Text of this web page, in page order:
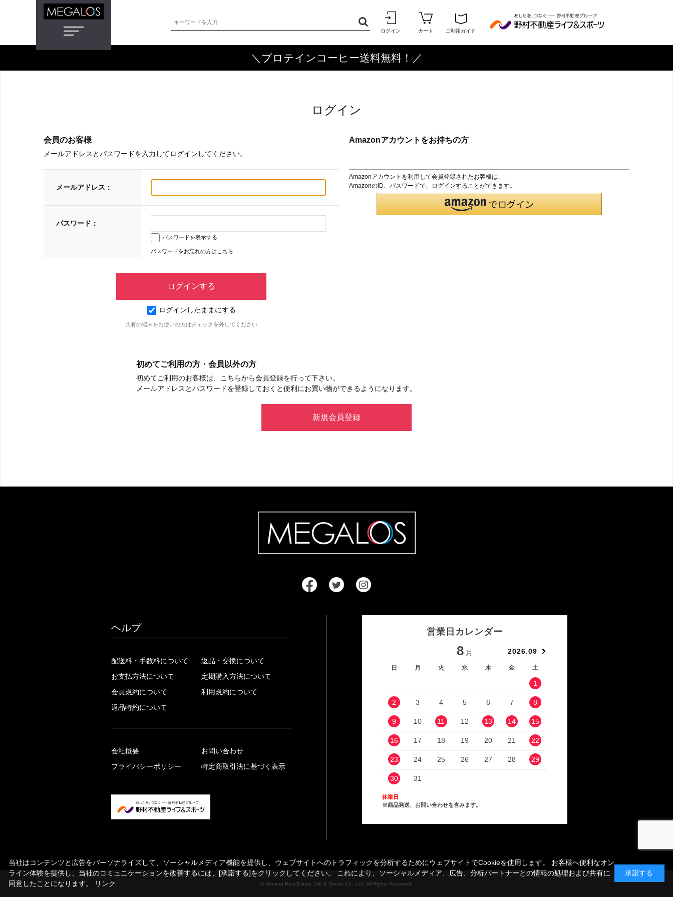
ログイン カート ご利用ガイド
＼プロテインコーヒー送料無料！／
ログイン
会員のお客様
メールアドレスとパスワードを入力してログインしてください。
メールアドレス：
パスワード：
パスワードを表示する
パスワードをお忘れの方はこちら
ログインしたままにする
共有の端末をお使いの方はチェックを外してください
Amazonアカウントをお持ちの方
Amazonアカウントを利用して会員登録されたお客様は、
AmazonのID、パスワードで、ログインすることができます。
初めてご利用の方・会員以外の方
初めてご利用のお客様は、こちらから会員登録を行って下さい。
メールアドレスとパスワードを登録しておくと便利にお買い物ができるようになります。
ヘルプ
配送料・手数料について
お支払方法について
会員規約について
返品特約について
返品・交換について
定期購入方法について
利用規約について
会社概要
プライバシーポリシー
お問い合わせ
特定商取引法に基づく表示
営業日カレンダー
8 月 2026.09
日 月 火 水 木 金 土
1
2 3 4 5 6 7 8
9 10 11 12 13 14 15
16 17 18 19 20 21 22
23 24 25 26 27 28 29
30 31
休業日
※商品発送、お問い合わせを含みます。
© Nomura Real Estate Life & Sports Co., Ltd. All Rights Reserved.
当社はコンテンツと広告をパーソナライズして、ソーシャルメディア機能を提供し、ウェブサイトへのトラフィックを分析するためにウェブサイトでCookieを使用します。 お客様へ便利なオン
ライン体験を提供し、当社のコミュニケーションを改善するには、[承諾する]をクリックしてください。 これにより、ソーシャルメディア、広告、分析パートナーとの情報の処理および共有に
同意したことになります。
リンク
承諾する